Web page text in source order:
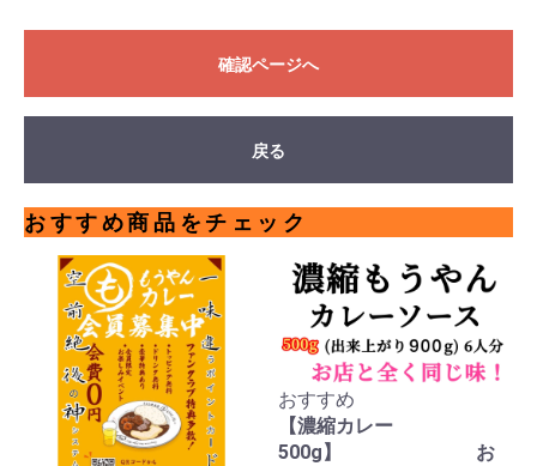
確認ページへ
戻る
おすすめ商品をチェック
おすすめ
【濃縮カレー
500g】 お